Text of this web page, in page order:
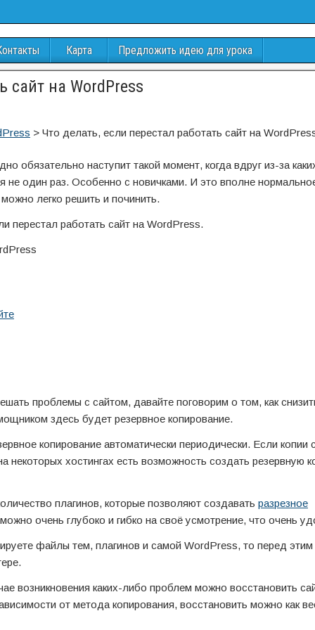
Карта Предложить идею для урока
сайт на WordPress
> Что делать, если перестал работать сайт на
обязательно наступит такой момент, когда вдруг из-за
не один раз. Особенно с новичками. И это вполне
легко решить и починить.
перестал работать сайт на WordPress.
проблемы с сайтом, давайте поговорим о том, как
здесь будет резервное копирование.
копирование автоматически периодически. Если копии
некоторых хостингах есть возможность создать резервную
плагинов, которые позволяют создавать разрезное
очень глубоко и гибко на своё усмотрение, что очень
файлы тем, плагинов и самой WordPress, то перед
возникновения каких-либо проблем можно восстановить
от метода копирования, восстановить можно как